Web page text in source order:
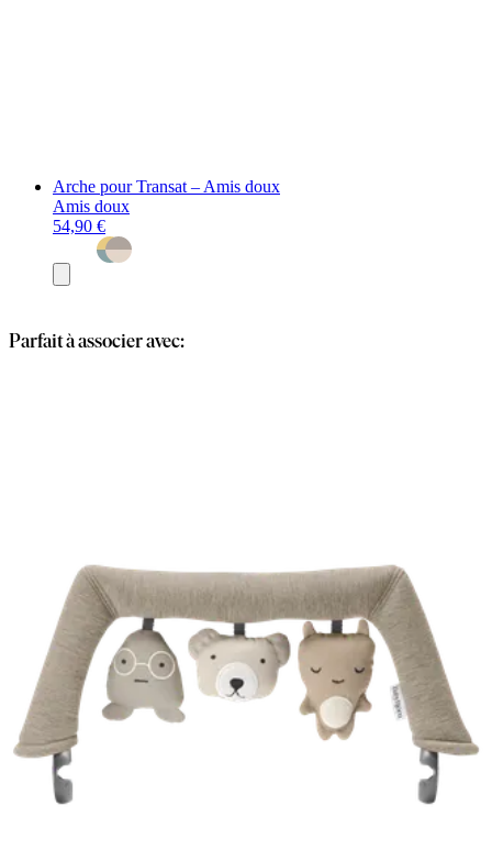
Arche pour Transat – Amis doux
Amis doux
54,90 €
au
Parfait à associer avec: